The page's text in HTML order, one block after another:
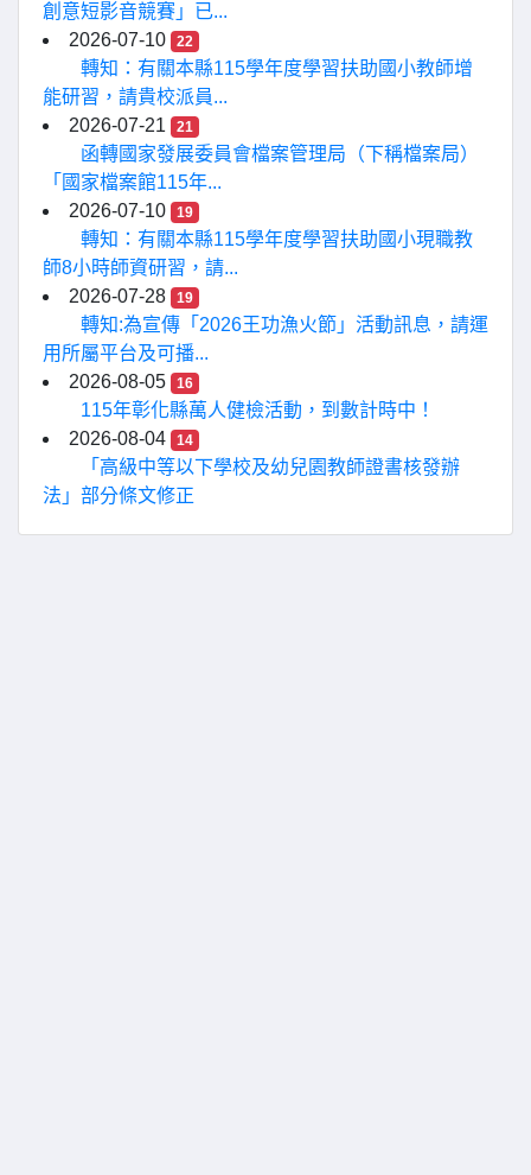
創意短影音競賽」已...
2026-07-10
22
轉知：有關本縣115學年度學習扶助國小教師增
能研習，請貴校派員...
2026-07-21
21
函轉國家發展委員會檔案管理局（下稱檔案局）
「國家檔案館115年...
2026-07-10
19
轉知：有關本縣115學年度學習扶助國小現職教
師8小時師資研習，請...
2026-07-28
19
轉知:為宣傳「2026王功漁火節」活動訊息，請運
用所屬平台及可播...
2026-08-05
16
115年彰化縣萬人健檢活動，到數計時中！
2026-08-04
14
「高級中等以下學校及幼兒園教師證書核發辦
法」部分條文修正